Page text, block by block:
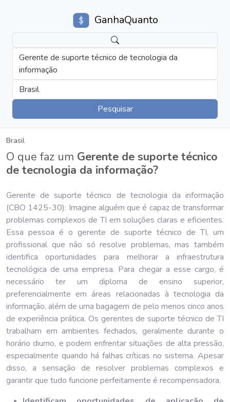
GanhaQuanto
Gerente de suporte técnico de tecnologia da
informação
Brasil
Pesquisar
Brasil
O que faz um Gerente de suporte técnico
de tecnologia da informação?
Gerente de suporte técnico de tecnologia da informação
(CBO 1425-30): Imagine alguém que é capaz de transformar
problemas complexos de TI em soluções claras e eficientes.
Essa pessoa é o gerente de suporte técnico de TI, um
profissional que não só resolve problemas, mas também
identifica oportunidades para melhorar a infraestrutura
tecnológica de uma empresa. Para chegar a esse cargo, é
necessário ter um diploma de ensino superior,
preferencialmente em áreas relacionadas à tecnologia da
informação, além de uma bagagem de pelo menos cinco anos
de experiência prática. Os gerentes de suporte técnico de TI
trabalham em ambientes fechados, geralmente durante o
horário diurno, e podem enfrentar situações de alta pressão,
especialmente quando há falhas críticas no sistema. Apesar
disso, a sensação de resolver problemas complexos e
garantir que tudo funcione perfeitamente é recompensadora.